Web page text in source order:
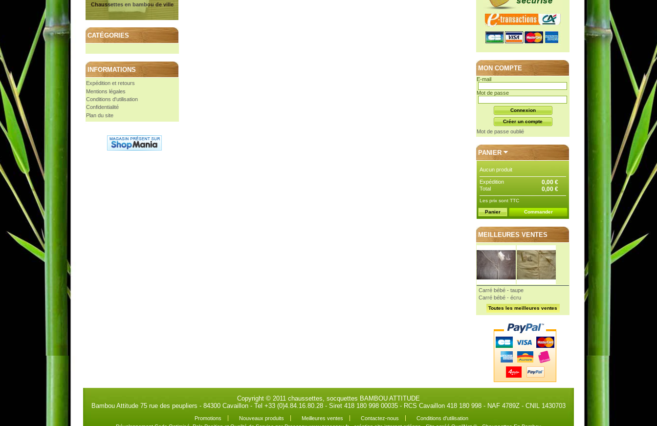
Chaussettes en bambou de ville
CATÉGORIES
INFORMATIONS
Expédition et retours
Mentions légales
Conditions d'utilisation
Confidentialité
Plan du site
MON COMPTE
E-mail
Mot de passe
Mot de passe oublié
PANIER
Aucun produit
Expédition 0,00 €
Total 0,00 €
Les prix sont TTC
Panier Commander
MEILLEURES VENTES
Carré bébé - taupe
Carré bébé - écru
Toutes les meilleures ventes
Copyright © 2011 chaussettes, socquettes BAMBOU ATTITUDE
Bambou Attitude 75 rue des peupliers - 84300 Cavaillon - Tel +33 (0)4.84.16.80.28 - Siret 418 180 998 00035 - RCS Cavaillon 418 180 998 - NAF 4789Z - CNIL 1430703
Promotions Nouveaux produits Meilleures ventes Contactez-nous
Conditions d'utilisation